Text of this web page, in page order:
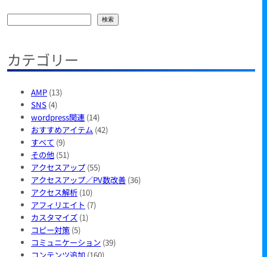
検索
カテゴリー
AMP (13)
SNS (4)
wordpress関連 (14)
おすすめアイテム (42)
すべて (9)
その他 (51)
アクセスアップ (55)
アクセスアップ／PV数改善 (36)
アクセス解析 (10)
アフィリエイト (7)
カスタマイズ (1)
コピー対策 (5)
コミュニケーション (39)